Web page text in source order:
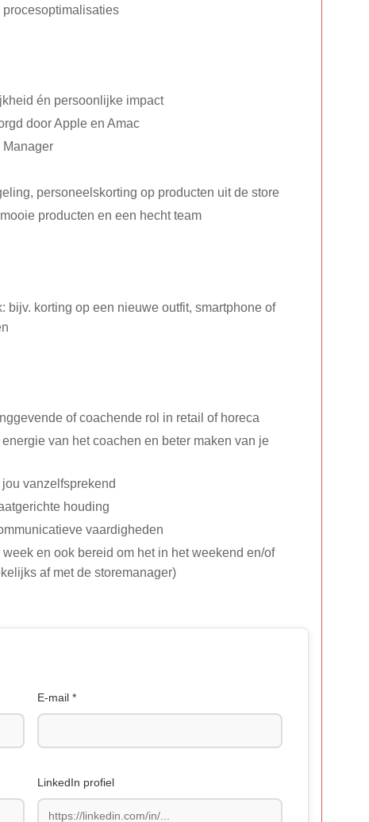
én persoonlijke impact
door Apple en Amac
Manager
personeelskorting op producten uit de store
producten en een hecht team
bijv. korting op een nieuwe outfit, smartphone of
of coachende rol in retail of horeca
van het coachen en beter maken van je
vanzelfsprekend
houding
vaardigheden
en ook bereid om het in het weekend en/of
af met de storemanager)
E-mail *
LinkedIn profiel